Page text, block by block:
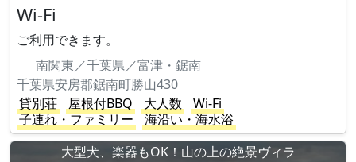
Wi-Fi
ご利用できます。
南関東／千葉県／富津・鋸南
千葉県安房郡鋸南町勝山430
貸別荘
屋根付BBQ 大人数
Wi-Fi
子連れ・ファミリー
海沿い・海水浴
大型犬、楽器もOK！山の上の絶景ヴィラ